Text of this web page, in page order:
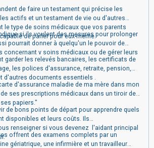
de faire un testament qui précise les
actifs et un testament de vie ou d'autres
le type de soins médicaux que vos parents
de parler pour eux-même.
si ils voulent des mesures pour prolonger
pourrait donner à quelqu'un le pouvoir de
concernant v soins médicaux ou de gérer leurs
garder les relevés bancaires, les certificats de
les polices d'assurance, retraite, pension,
d'autres documents essentiels .
d'assurance maladie de ma mère dans mon
ses prescriptions médicaux dans un tiroir de
papiers."
de bons points de départ pour apprendre quels
disponibles et leurs coûts. Ils
renseigner si vous devenez l'aidant principal
offrent des examens complets par un
gériatrique, une infirmière et un travailleur